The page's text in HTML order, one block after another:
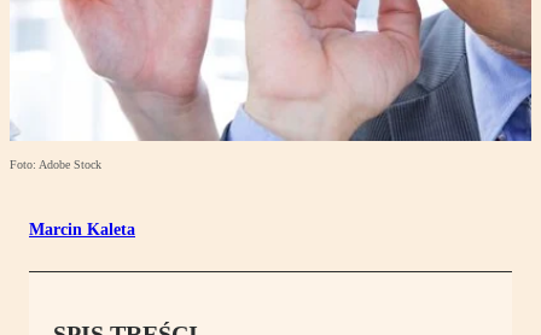
Foto: Adobe Stock
Marcin Kaleta